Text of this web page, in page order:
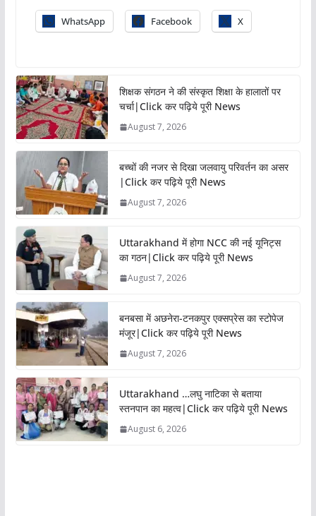
WhatsApp Facebook X
शिक्षक संगठन ने की संस्कृत शिक्षा के हालातों पर
चर्चा|Click कर पढ़िये पूरी News
August 7, 2026
बच्चों की नजर से दिखा जलवायु परिवर्तन का असर
|Click कर पढ़िये पूरी News
August 7, 2026
Uttarakhand में होगा NCC की नई यूनिट्स
का गठन|Click कर पढ़िये पूरी News
August 7, 2026
बनबसा में अछनेरा-टनकपुर एक्सप्रेस का स्टोपेज
मंजूर|Click कर पढ़िये पूरी News
August 7, 2026
Uttarakhand …लघु नाटिका से बताया
स्तनपान का महत्व|Click कर पढ़िये पूरी News
August 6, 2026